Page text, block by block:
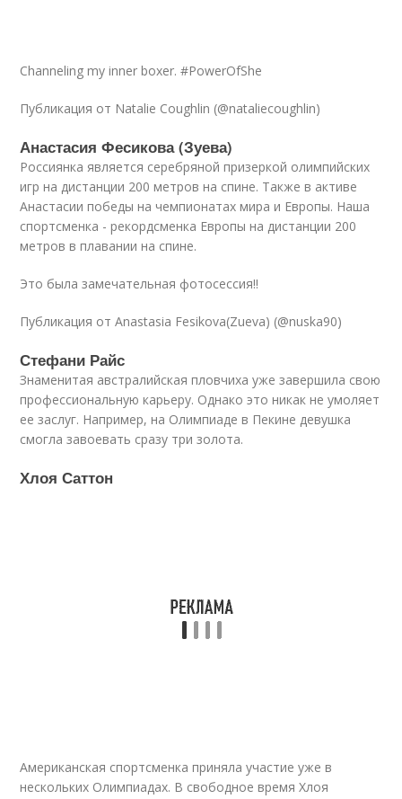
Channeling my inner boxer. #PowerOfShe
Публикация от Natalie Coughlin (@nataliecoughlin)
Анастасия Фесикова (Зуева)
Россиянка является серебряной призеркой олимпийских
игр на дистанции 200 метров на спине. Также в активе
Анастасии победы на чемпионатах мира и Европы. Наша
спортсменка - рекордсменка Европы на дистанции 200
метров в плавании на спине.
Это была замечательная фотосессия!!
Публикация от Anastasia Fesikova(Zueva) (@nuska90)
Стефани Райс
Знаменитая австралийская пловчиха уже завершила свою
профессиональную карьеру. Однако это никак не умоляет
ее заслуг. Например, на Олимпиаде в Пекине девушка
смогла завоевать сразу три золота.
Хлоя Саттон
Американская спортсменка приняла участие уже в
нескольких Олимпиадах. В свободное время Хлоя